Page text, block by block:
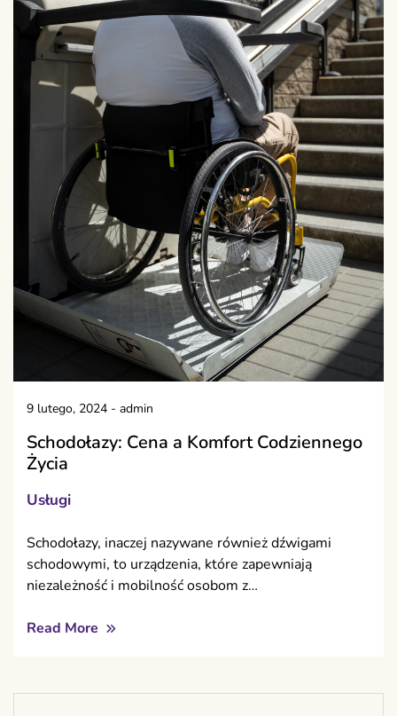
9 lutego, 2024 - admin
Schodołazy: Cena a Komfort Codziennego
Życia
Usługi
Schodołazy, inaczej nazywane również dźwigami
schodowymi, to urządzenia, które zapewniają
niezależność i mobilność osobom z…
Read More